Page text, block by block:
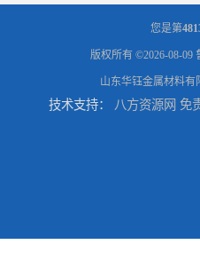
您是第
版权所有 ©2026-08-09
山东华钰金属材料有
技术支持： 八方资源网 免